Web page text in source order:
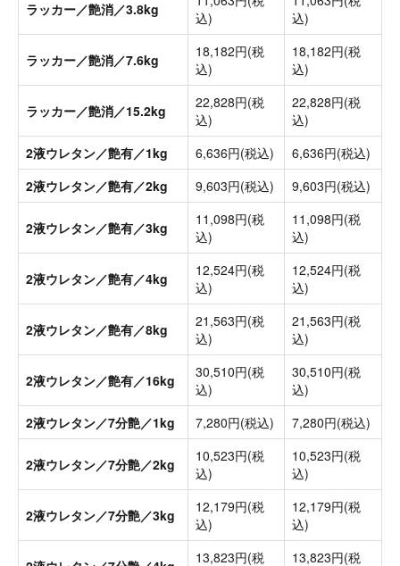
ラッカー／艶消／3.8kg
込)
込)
ラッカー／艶消／7.6kg
18,182円(税
込)
18,182円(税
込)
ラッカー／艶消／15.2kg
22,828円(税
込)
22,828円(税
込)
2液ウレタン／艶有／1kg
6,636円(税込)
6,636円(税込)
2液ウレタン／艶有／2kg
9,603円(税込) 9,603円(税込)
2液ウレタン／艶有／3kg
11,098円(税
込)
11,098円(税
込)
2液ウレタン／艶有／4kg
12,524円(税
込)
12,524円(税
込)
2液ウレタン／艶有／8kg
21,563円(税
込)
21,563円(税
込)
2液ウレタン／艶有／16kg
30,510円(税
込)
30,510円(税
込)
2液ウレタン／7分艶／1kg
7,280円(税込) 7,280円(税込)
2液ウレタン／7分艶／2kg
10,523円(税
込)
10,523円(税
込)
2液ウレタン／7分艶／3kg
12,179円(税
込)
12,179円(税
込)
13,823円(税
13,823円(税